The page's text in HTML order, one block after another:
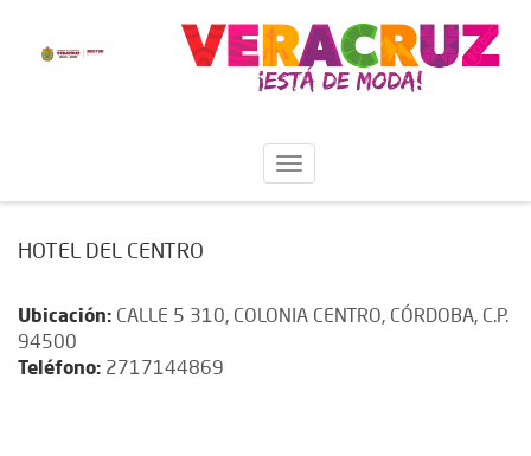
HOTEL DEL CENTRO
Ubicación: CALLE 5 310, COLONIA CENTRO, CÓRDOBA, C.P.
94500
Teléfono: 2717144869